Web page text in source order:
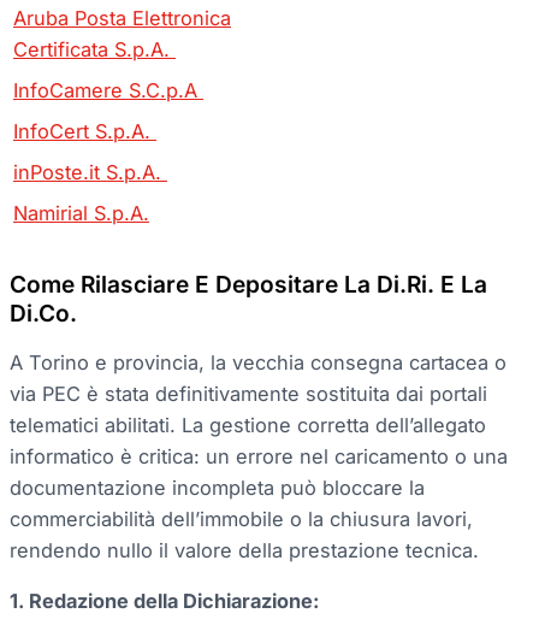
Aruba Posta Elettronica
Certificata S.p.A.
InfoCamere S.C.p.A
InfoCert S.p.A.
inPoste.it S.p.A.
Namirial S.p.A.
Come Rilasciare E Depositare La Di.Ri. E La
Di.Co.
A Torino e provincia, la vecchia consegna cartacea o
via PEC è stata definitivamente sostituita dai portali
telematici abilitati. La gestione corretta dell’allegato
informatico è critica: un errore nel caricamento o una
documentazione incompleta può bloccare la
commerciabilità dell’immobile o la chiusura lavori,
rendendo nullo il valore della prestazione tecnica.
1. Redazione della Dichiarazione: